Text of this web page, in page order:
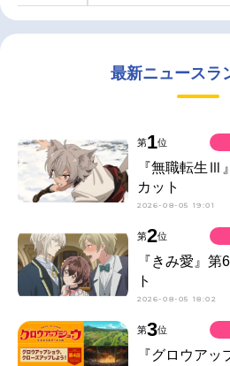
最新ニュースラ
第1位
『無職転生Ⅲ
カット
2026-08-05 19:01
第2位
『きみ愛』
ト
2026-08-05 18:02
第3位
『グロウア